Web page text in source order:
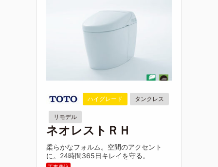
ハイグレード タンクレス
リモデル
ネオレストＲＨ
柔らかなフォルム。空間のアクセント
に。24時間365日キレイを守る。